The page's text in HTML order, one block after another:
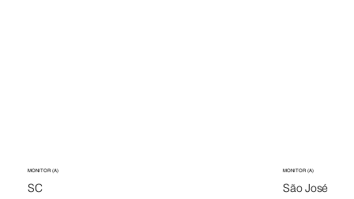
MONITOR (A)
SC
MONITOR (A)
São José